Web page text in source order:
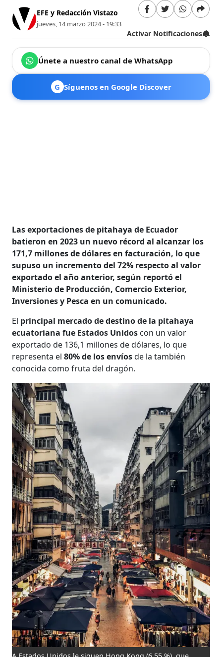
EFE y Redacción Vistazo
jueves, 14 marzo 2024 - 19:33
Activar Notificaciones
Únete a nuestro canal de WhatsApp
G Síguenos en Google Discover
Las exportaciones de pitahaya de Ecuador
batieron en 2023 un nuevo récord al alcanzar los
171,7 millones de dólares en facturación, lo que
supuso un incremento del 72% respecto al valor
exportado el año anterior, según reportó el
Ministerio de Producción, Comercio Exterior,
Inversiones y Pesca en un comunicado.
El principal mercado de destino de la pitahaya
ecuatoriana fue Estados Unidos con un valor
exportado de 136,1 millones de dólares, lo que
representa el80% de los envíosde la también
conocida como fruta del dragón.